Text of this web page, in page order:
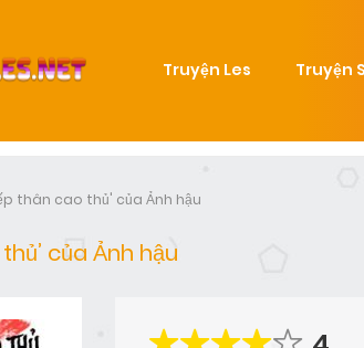
Truyện Les Truyện
thân cao thủ' của Ảnh hậu
của Ảnh hậu